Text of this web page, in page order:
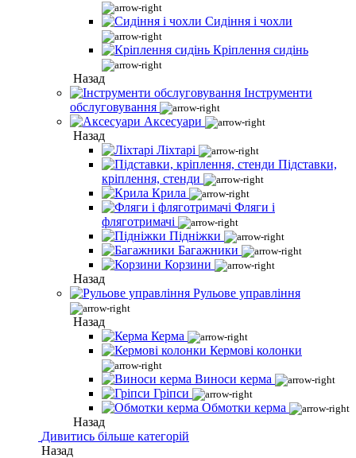
Сидіння і чохли
Кріплення сидінь
Назад
Інструменти
обслуговування
Аксесуари
Назад
Ліхтарі
Підставки,
кріплення, стенди
Крила
Фляги і
фляготримачі
Підніжки
Багажники
Корзини
Назад
Рульове управління
Назад
Керма
Кермові колонки
Виноси керма
Гріпси
Обмотки керма
Назад
Дивитись більше категорій
Назад